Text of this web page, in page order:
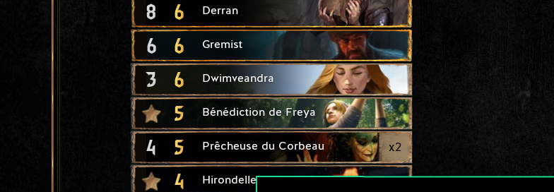
8 6 Derran
6 6 Gremist
3 6 Dwimveandra
5 Bénédiction de Freya
4 5 Prêcheuse du Corbeau x2
4 Hirondelle